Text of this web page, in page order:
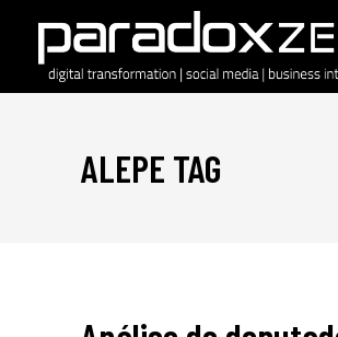
ALEPE TAG